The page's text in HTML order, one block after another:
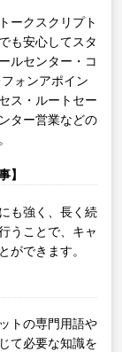
ークスクリプト
も安心してスタ
ルセンター・コ
ォンアポイン
ス・ルートセー
ター営業などの
】
も強く、長く続
うことで、キャ
ができます。
トの専門用語や
て必要な知識を